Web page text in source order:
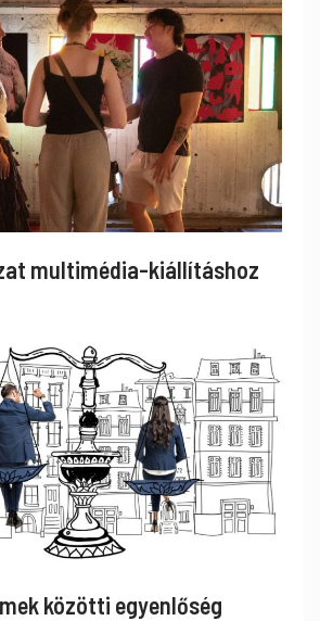
multimédia-kiállításhoz
közötti egyenlőség